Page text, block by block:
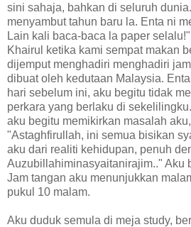
sini sahaja, bahkan di seluruh
menyambut tahun baru la. Enta ni
Lain kali baca-baca la paper
Khairul ketika kami sempat makan
dijemput menghadiri menghadiri
dibuat oleh kedutaan Malaysia.
hari sebelum ini, aku begitu tidak
perkara yang berlaku di
aku begitu memikirkan masalah
"Astaghfirullah, ini semua bisikan
aku dari realiti kehidupan, penuh
Auzubillahiminasyaitanirajim.." Aku
Jam tangan aku menunjukkan
pukul 10 malam.
Aku duduk semula di meja study,